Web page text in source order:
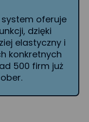
system oferuje
dzięki
elastyczny i
konkretnych
500 firm już